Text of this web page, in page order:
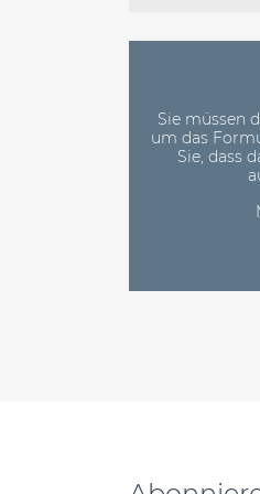
Feld
Sie müssen
um das
Sie, dass